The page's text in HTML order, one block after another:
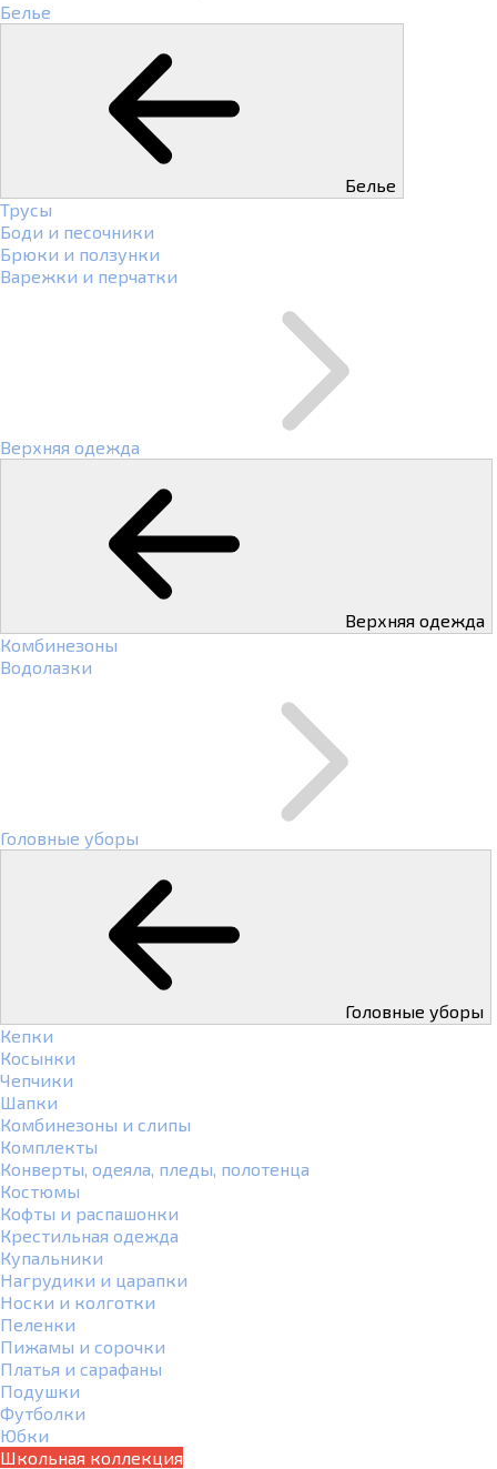
Белье
Белье
Трусы
Боди и песочники
Брюки и ползунки
Варежки и перчатки
Верхняя одежда
Верхняя одежда
Комбинезоны
Водолазки
Головные уборы
Головные уборы
Кепки
Косынки
Чепчики
Шапки
Комбинезоны и слипы
Комплекты
Конверты, одеяла, пледы, полотенца
Костюмы
Кофты и распашонки
Крестильная одежда
Купальники
Нагрудики и царапки
Носки и колготки
Пеленки
Пижамы и сорочки
Платья и сарафаны
Подушки
Футболки
Юбки
Школьная коллекция